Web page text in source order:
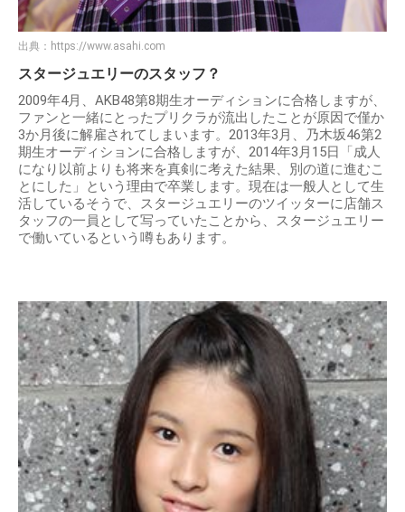
出典： https://www.asahi.com
スタージュエリーのスタッフ？
2009年4月、AKB48第8期生オーディションに合格しますが、
ファンと一緒にとったプリクラが流出したことが原因で僅か
3か月後に解雇されてしまいます。2013年3月、乃木坂46第2
期生オーディションに合格しますが、2014年3月15日「成人
になり以前よりも将来を真剣に考えた結果、別の道に進むこ
とにした」という理由で卒業します。現在は一般人として生
活しているそうで、スタージュエリーのツイッターに店舗ス
タッフの一員として写っていたことから、スタージュエリー
で働いているという噂もあります。